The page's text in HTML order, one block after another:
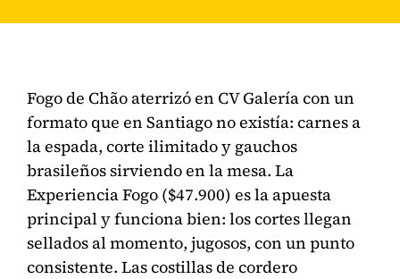
Fogo de Chão aterrizó en CV Galería con un
formato que en Santiago no existía: carnes a
la espada, corte ilimitado y gauchos
brasileños sirviendo en la mesa. La
Experiencia Fogo ($47.900) es la apuesta
principal y funciona bien: los cortes llegan
sellados al momento, jugosos, con un punto
consistente. Las costillas de cordero